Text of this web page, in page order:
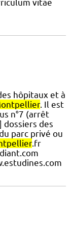
vitae
hôpitaux et à
. Il est
n°7 (arrêt
dossiers des
parc privé ou
.fr